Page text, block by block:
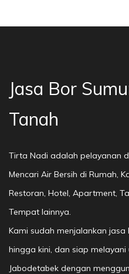
Jasa Bor
Tanah
Tirta Nadi adalah pelayanan
Mencari Air Bersih di Rumah,
Restoran, Hotel, Apartment,
Tempat lainnya.
Kami sudah menjalankan
hingga kini, dan siap melayani
Jabodetabek dengan